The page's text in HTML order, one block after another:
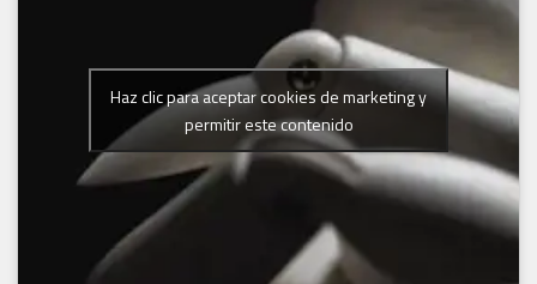
Haz clic para aceptar cookies de marketing y
permitir este contenido